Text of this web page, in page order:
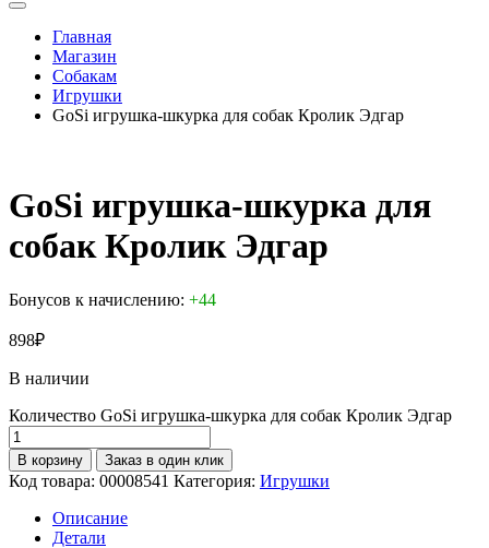
Главная
Магазин
Собакам
Игрушки
GoSi игрушка-шкурка для собак Кролик Эдгар
GoSi игрушка-шкурка для
собак Кролик Эдгар
Бонусов к начислению: +44
898₽
В наличии
Количество GoSi игрушка-шкурка для собак Кролик Эдгар
В корзину Заказ в один клик
Код товара: 00008541 Категория: Игрушки
Описание
Детали